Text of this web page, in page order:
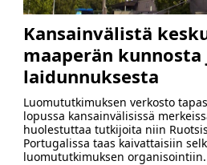
Kansainvälistä
maaperän
laidunnuksesta
Luomututkimuksen verkosto
lopussa kansainvälisissä
huolestuttaa tutkijoita niin
Portugalissa taas kaivattaisiin
luomututkimuksen organisointiin.